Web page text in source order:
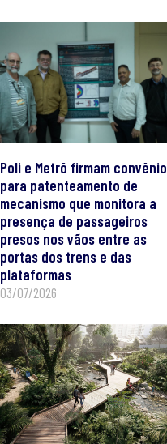
Poli e Metrô firmam convênio
para patenteamento de
mecanismo que monitora a
presença de passageiros
presos nos vãos entre as
portas dos trens e das
plataformas
03/07/2026